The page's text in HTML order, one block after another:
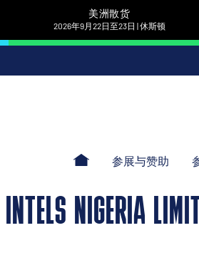
美洲散货
2026年9月22日至23日 | 休斯顿
参展与赞助
INTELS NIGERIA